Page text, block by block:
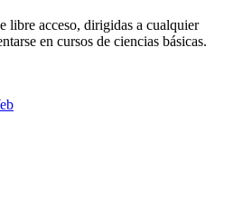
libre acceso, dirigidas a cualquier
en cursos de ciencias básicas.